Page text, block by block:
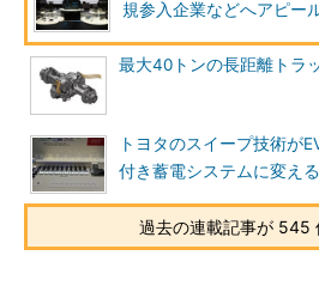
規参入企業などへアピー
最大40トンの長距離トラ
トヨタのスイープ技術が
付き蓄電システムに変える
過去の連載記事が 545